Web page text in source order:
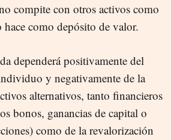
compite con otros activos como
como depósito de valor.
dependerá positivamente del
y negativamente de la
alternativos, tanto financieros
bonos, ganancias de capital o
como de la revalorización